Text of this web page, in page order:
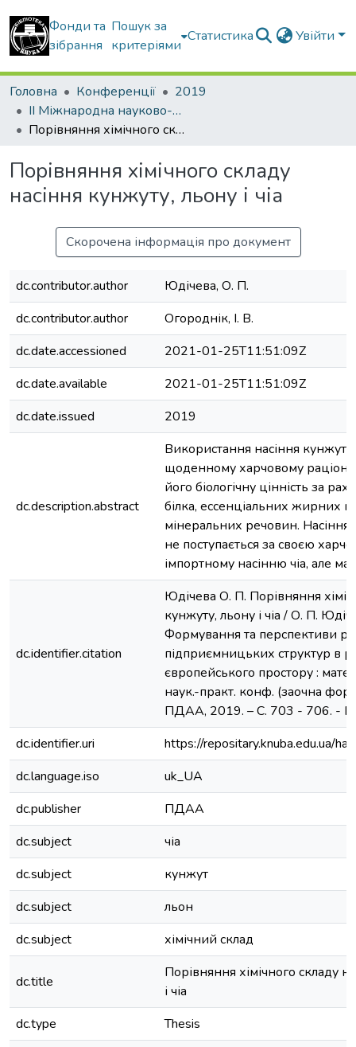
Фонди та
зібрання
Пошук за
критеріями
Статистика Увійти
Головна Конференції
2019
ІІ Міжнародна науково-практична конференція (заочна форма) « Формування та перспективи розвитку підприємницьких структур в рамках інтеграції до європейського простору»
Порівняння хімічного складу насіння кунжуту, льону і чіа
Порівняння хімічного складу
насіння кунжуту, льону і чіа
Скорочена інформація про документ
dc.contributor.author
Юдічева, О. П.
dc.contributor.author
Огороднік, І. В.
dc.date.accessioned
2021-01-25T11:51:09Z
dc.date.available
2021-01-25T11:51:09Z
dc.date.issued
2019
dc.description.abstract
Використання насіння кунжуту,
щоденному харчовому
його біологічну цінність за
білка, ессенціальних жирних
мінеральних речовин. Насіння
не поступається за своєю
імпортному насінню чіа, але
dc.identifier.citation
Юдічева О. П. Порівняння
кунжуту, льону і чіа / О. П.
Формування та перспективи
підприємницьких структур в
європейського простору :
наук.-практ. конф. (заочна
ПДАА, 2019. – С. 703 - 706. -
dc.identifier.uri
https://repositary.knuba.edu.ua/
dc.language.iso
uk_UA
dc.publisher
ПДАА
dc.subject
чіа
dc.subject
кунжут
dc.subject
льон
dc.subject
хімічний склад
dc.title
Порівняння хімічного складу
і чіа
dc.type
Thesis